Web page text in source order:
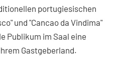
portugiesischen
und "Cancao da Vindima"
Publikum im Saal eine
Gastgeberland.